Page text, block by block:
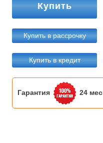
Купить
Купить в рассрочку
Купить в кредит
Гарантия 24 мес